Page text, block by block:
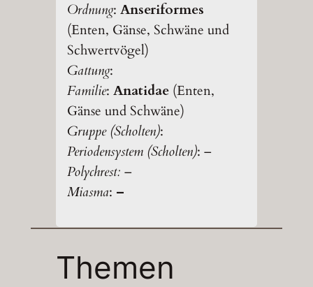
Ordnung: Anseriformes
(Enten, Gänse, Schwäne und
Schwertvögel)
Gattung:
Familie: Anatidae (Enten,
Gänse und Schwäne)
Gruppe (Scholten):
Periodensystem (Scholten): –
Polychrest: –
Miasma: –
Themen